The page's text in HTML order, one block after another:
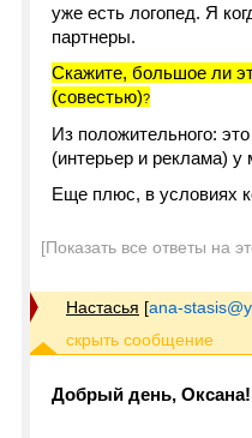
уже есть логопед. Я
партнеры.
Скажите, большое ли
(совестью)?
Из положительного:
(интерьер и реклама)
Еще плюс, в условиях
[Показать все ответы на
Настасья [ana-
Добрый день, Оксана!